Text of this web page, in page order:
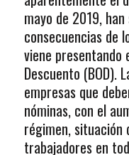
mayo de 2019,
consecuencias de
viene presentando
Descuento (BOD).
empresas que
nóminas, con el
régimen, situación
trabajadores en